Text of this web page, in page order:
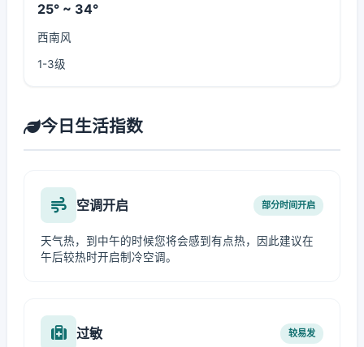
25° ~ 34°
西南风
1-3级
今日生活指数
空调开启 部分时间开启
天气热，到中午的时候您将会感到有点热，因此建议在
午后较热时开启制冷空调。
过敏 较易发